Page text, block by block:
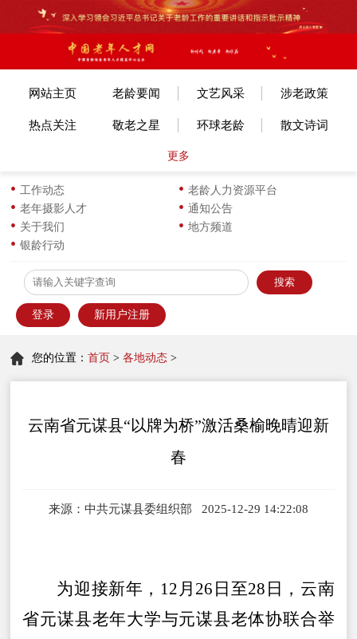
网站主页 老龄要闻 文艺风采 涉老政策
热点关注 敬老之星 环球老龄 散文诗词
各地动态 小说传记
生活新知 服饰服装
为老服务
更多
工作动态
老龄人力资源平台
老年摄影人才
通知公告
关于我们
地方频道
银龄行动
登录 新用户注册
您的位置：首页 >各地动态 >
云南省元谋县“以牌为桥”激活桑榆晚晴迎新
春
来源：中共元谋县委组织部 2025-12-29 14:22:08
为迎接新年， 12月26日至28日， 云南
省元谋县老年大学与元谋县老体协联合举